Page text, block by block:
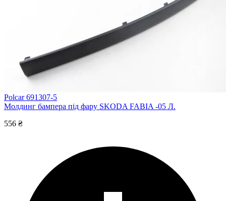
Polcar 691307-5
Молдинг бампера під фару SKODA FABIA -05 Л.
556 ₴